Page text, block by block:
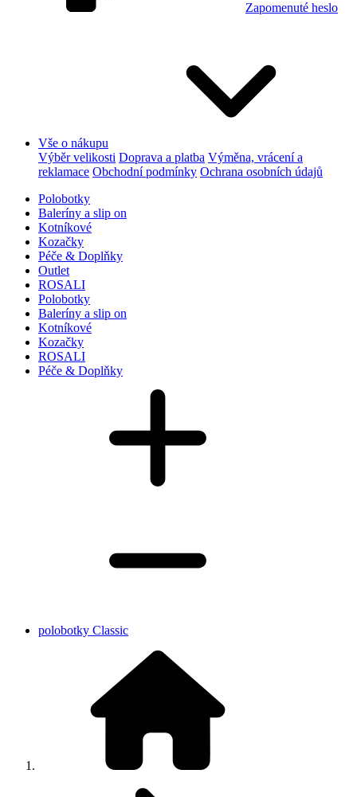
Zapomenuté heslo
Vše o nákupu
Výběr velikosti Doprava a platba Výměna, vrácení a
reklamace Obchodní podmínky Ochrana osobních údajů
Polobotky
Baleríny a slip on
Kotníkové
Kozačky
Péče & Doplňky
Outlet
ROSALI
Polobotky
Baleríny a slip on
Kotníkové
Kozačky
ROSALI
Péče & Doplňky
polobotky Classic